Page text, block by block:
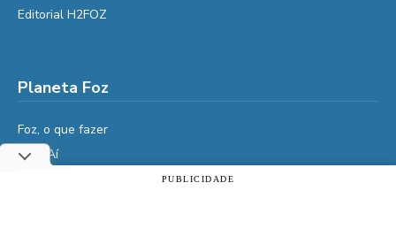
Editorial H2FOZ
Planeta Foz
Foz, o que fazer
Diga Aí
PUBLICIDADE